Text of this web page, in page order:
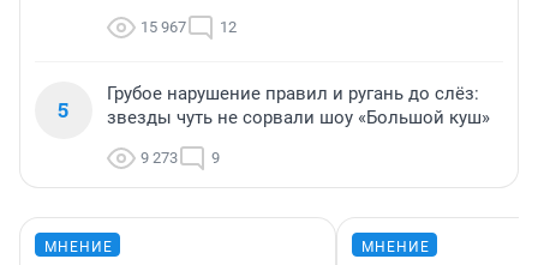
15 967 12
5
Грубое нарушение правил и ругань до слёз:
звезды чуть не сорвали шоу «Большой куш»
9 273 9
МНЕНИЕ МНЕНИЕ